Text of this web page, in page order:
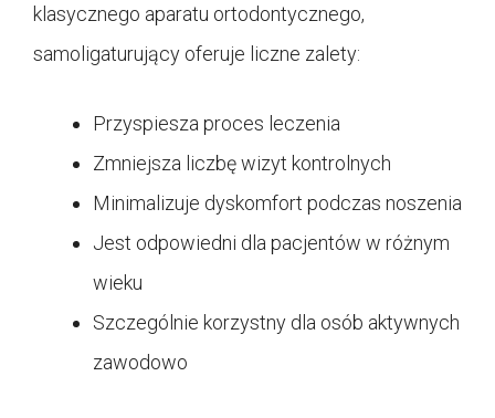
klasycznego aparatu ortodontycznego,
samoligaturujący oferuje liczne zalety:
Przyspiesza proces leczenia
Zmniejsza liczbę wizyt kontrolnych
Minimalizuje dyskomfort podczas noszenia
Jest odpowiedni dla pacjentów w różnym
wieku
Szczególnie korzystny dla osób aktywnych
zawodowo